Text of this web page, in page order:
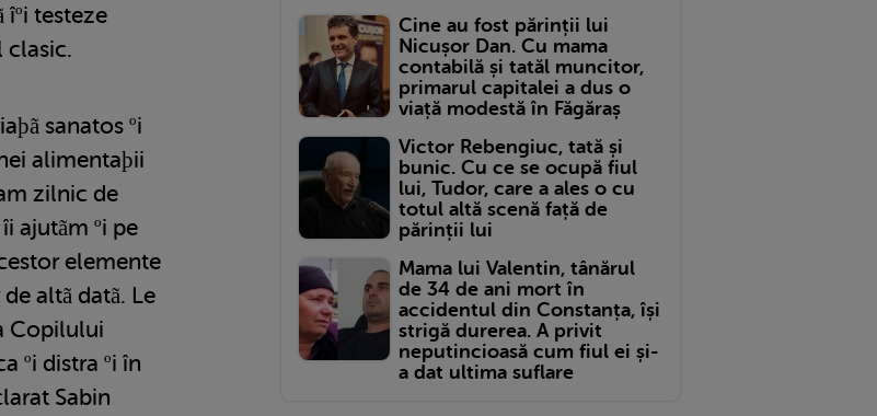
îºi testeze
clasic.
sanatos ºi
alimentaþii
zilnic de
ajutãm ºi pe
elemente
altã datã. Le
Copilului
ºi distra ºi în
Sabin
Cine au fost părinții lui
Nicușor Dan. Cu mama
contabilă și tatăl muncitor,
primarul capitalei a dus o
viață modestă în Făgăraș
Victor Rebengiuc, tată și
bunic. Cu ce se ocupă fiul
lui, Tudor, care a ales o cu
totul altă scenă față de
părinții lui
Mama lui Valentin, tânărul
de 34 de ani mort în
accidentul din Constanța, își
strigă durerea. A privit
neputincioasă cum fiul ei și-
a dat ultima suflare